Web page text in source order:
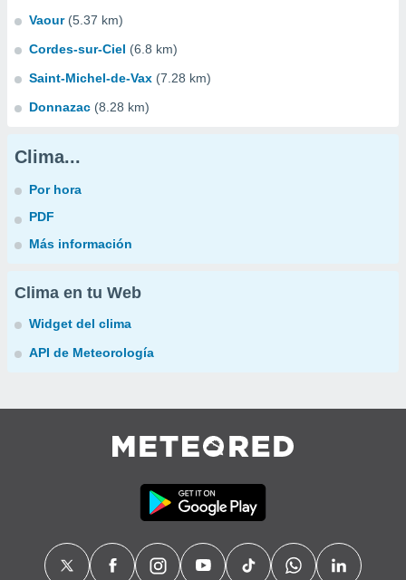
Vaour (5.37 km)
Cordes-sur-Ciel (6.8 km)
Saint-Michel-de-Vax (7.28 km)
Donnazac (8.28 km)
Clima...
Por hora
PDF
Más información
Clima en tu Web
Widget del clima
API de Meteorología